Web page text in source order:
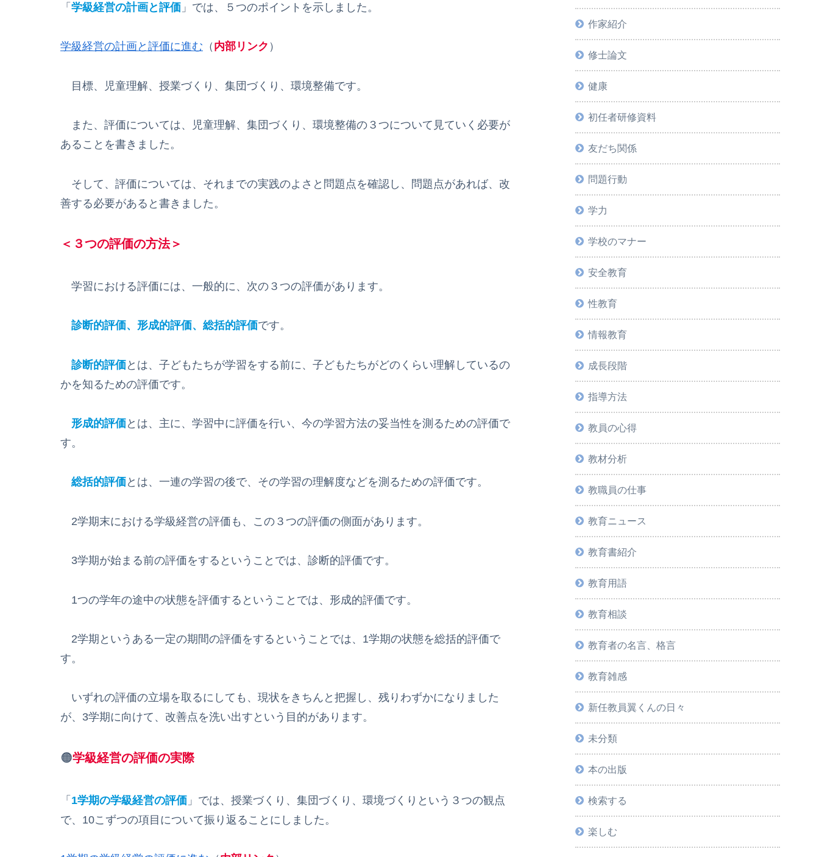
「 学級経営の計画と評価 」では、５つのポイントを示しました。
学級経営の計画と評価に進む （ 内部リンク ）
目標、児童理解、授業づくり、集団づくり、環境整備です。
また、評価については、児童理解、集団づくり、環境整備の３つについて見ていく必要が
あることを書きました。
そして、評価については、それまでの実践のよさと問題点を確認し、問題点があれば、改
善する必要があると書きました。
＜３つの評価の方法＞
学習における評価には、一般的に、次の３つの評価があります。
診断的評価、形成的評価、総括的評価です。
診断的評価とは、子どもたちが学習をする前に、子どもたちがどのくらい理解しているの
かを知るための評価です。
形成的評価とは、主に、学習中に評価を行い、今の学習方法の妥当性を測るための評価で
す。
総括的評価とは、一連の学習の後で、その学習の理解度などを測るための評価です。
2学期末における学級経営の評価も、この３つの評価の側面があります。
3学期が始まる前の評価をするということでは、診断的評価です。
1つの学年の途中の状態を評価するということでは、形成的評価です。
2学期というある一定の期間の評価をするということでは、1学期の状態を総括的評価で
す。
いずれの評価の立場を取るにしても、現状をきちんと把握し、残りわずかになりました
が、3学期に向けて、改善点を洗い出すという目的があります。
🟠学級経営の評価の実際
「 1学期の学級経営の評価 」では、授業づくり、集団づくり、環境づくりという３つの観点
で、10こずつの項目について振り返ることにしました。
作家紹介
修士論文
健康
初任者研修資料
友だち関係
問題行動
学力
学校のマナー
安全教育
性教育
情報教育
成長段階
指導方法
教員の心得
教材分析
教職員の仕事
教育ニュース
教育書紹介
教育用語
教育相談
教育者の名言、格言
教育雑感
新任教員翼くんの日々
未分類
本の出版
検索する
楽しむ